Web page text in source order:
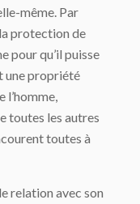
même. Par
protection de
pour qu’il puisse
une pro­priété
l’homme,
toutes les autres
toutes à
relation avec son